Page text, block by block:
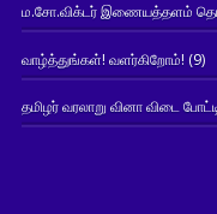
ம.சோ.விக்டர் இணையத்தளம்
வாழ்த்துங்கள்! வளர்கிறோம்! (9)
தமிழர் வரலாறு வினா விடை